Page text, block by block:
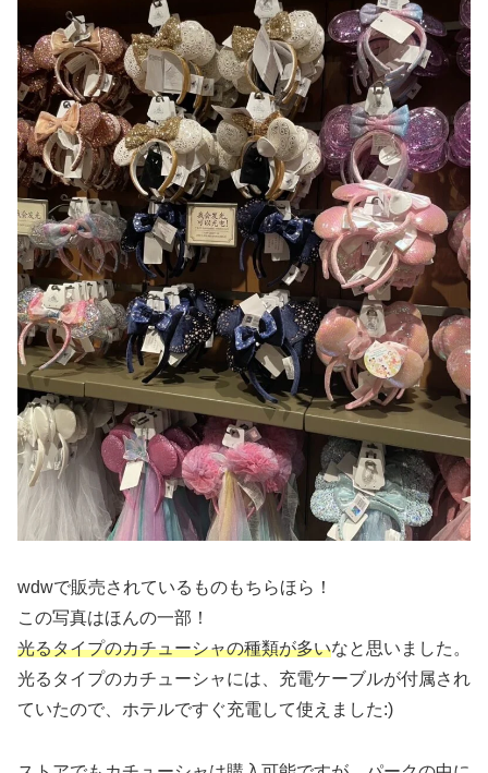
wdwで販売されているものもちらほら！
この写真はほんの一部！
光るタイプのカチューシャの種類が多いなと思いました。
光るタイプのカチューシャには、充電ケーブルが付属され
ていたので、ホテルですぐ充電して使えました:)